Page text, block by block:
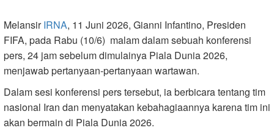
MelansirIRNA, 11 Juni 2026, Gianni Infantino, Presiden
FIFA, pada Rabu (10/6) malam dalam sebuah konferensi
pers, 24 jam sebelum dimulainya Piala Dunia 2026,
menjawab pertanyaan-pertanyaan wartawan.
Dalam sesi konferensi pers tersebut, ia berbicara tentang tim
nasional Iran dan menyatakan kebahagiaannya karena tim ini
akan bermain di Piala Dunia 2026.